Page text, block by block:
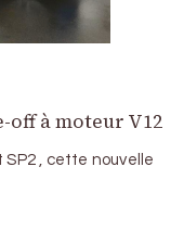
off à moteur V12
SP2 , cette nouvelle